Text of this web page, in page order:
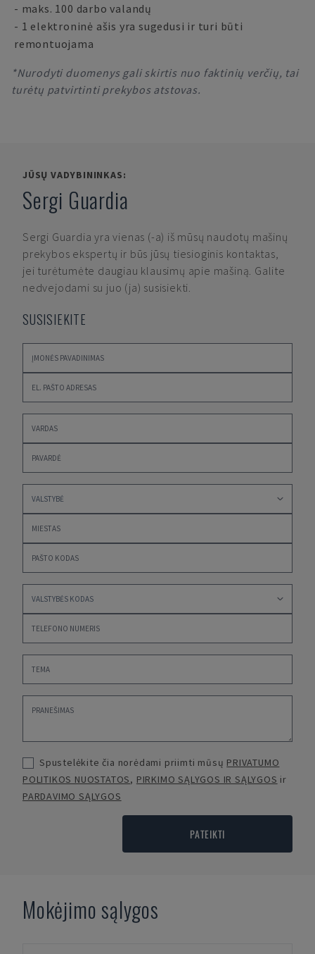
- maks. 100 darbo valandų
- 1 elektroninė ašis yra sugedusi ir turi būti
remontuojama
*Nurodyti duomenys gali skirtis nuo faktinių verčių, tai
turėtų patvirtinti prekybos atstovas.
JŪSŲ VADYBININKAS:
Sergi Guardia
Sergi Guardia yra vienas (-a) iš mūsų naudotų mašinų
prekybos ekspertų ir būs jūsų tiesioginis kontaktas,
jei turėtumėte daugiau klausimų apie mašiną. Galite
nedvejodami su juo (ja) susisiekti.
SUSISIEKITE
Spustelėkite čia norėdami priimti mūsų PRIVATUMO
POLITIKOS NUOSTATOS, PIRKIMO SĄLYGOS IR SĄLYGOS ir
PARDAVIMO SĄLYGOS
PATEIKTI
Mokėjimo sąlygos